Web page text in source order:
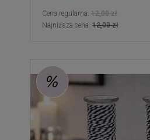
Cena regularna: 12,00 zł
Najniższa cena: 12,00 zł